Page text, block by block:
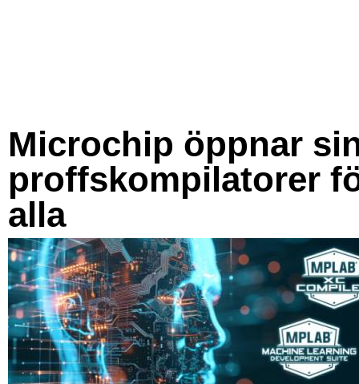
Microchip öppnar
proffskompilatorer
alla